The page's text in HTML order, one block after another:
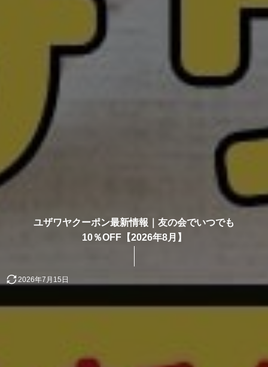
ユザワヤクーポン最新情報｜友の会でいつでも
10％OFF【2026年8月】
2026年7月15日